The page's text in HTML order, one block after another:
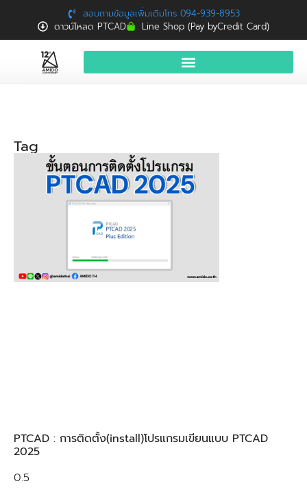
สอบถามข้อมูลเพิ่มเติมโทร 094-939-8953
ดาวน์โหลด PTCAD
Line Shop (Pay byCredit Card)
News
Download
ติดต่อเรา
Tag
PTCAD : การติดตั้ง(install)โปรแกรมเขียนแบบ PTCAD
2025